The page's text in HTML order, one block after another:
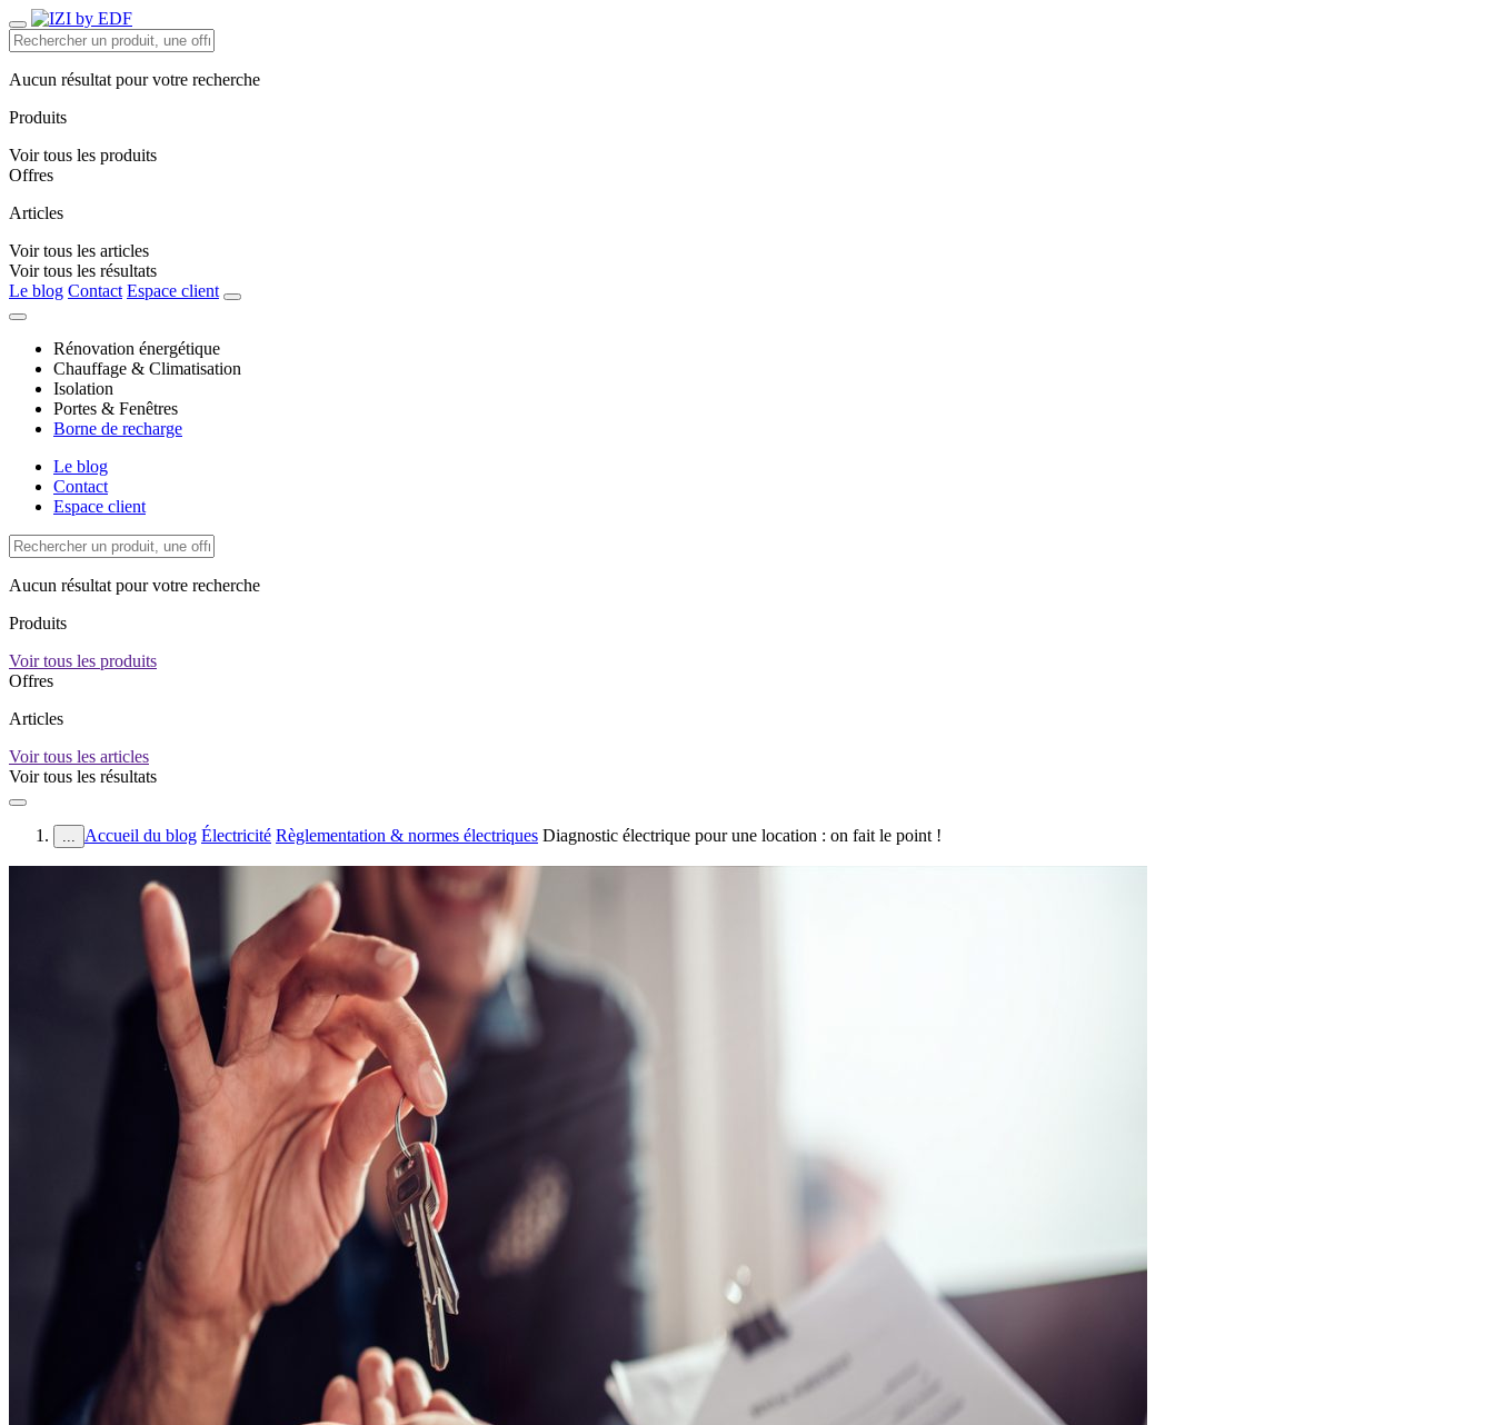
Aucun résultat pour votre recherche
Produits
Voir tous les produits
Offres
Articles
Voir tous les articles
Voir tous les résultats
Le blog Contact Espace client
Rénovation énergétique
Chauffage & Climatisation
Isolation
Portes & Fenêtres
Borne de recharge
Le blog
Contact
Espace client
Aucun résultat pour votre recherche
Produits
Voir tous les produits
Offres
Articles
Voir tous les articles
Voir tous les résultats
... Accueil du blog Électricité Règlementation & normes électriques Diagnostic électrique pour une location : on fait le point !